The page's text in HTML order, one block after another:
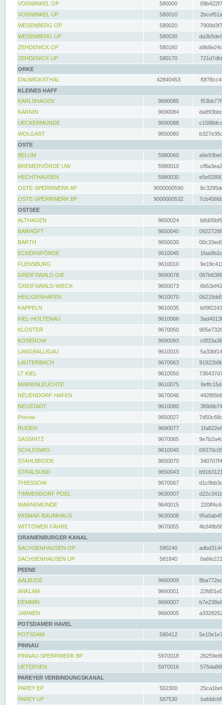
VOßWINKEL OP
580000
VOßWINKEL UP
580010
WESENBERG OP
580020
WESENBERG UP
580030
ZEHDENICK OP
580160
ZEHDENICK UP
580170
ORKE
DALWIGKSTHAL
42840453
KLEINES HAFF
KARLSHAGEN
9690085
KARNIN
9690084
UECKERMÜNDE
9690088
WOLGAST
9650080
OSTE
BELUM
5980060
BREMERVÖRDE UW
5980010
HECHTHAUSEN
5980030
OSTE-SPERRWERK AP
9000000590
OSTE-SPERRWERK BP
9000000532
OSTSEE
ALTHAGEN
9650024
BARHÖFT
9650040
BARTH
9650030
ECKERNFÖRDE
9610045
FLENSBURG
9610010
GREIFSWALD OIE
9690078
GREIFSWALD-WIECK
9650073
HEILIGENHAFEN
9610070
KAPPELN
9610035
KIEL-HOLTENAU
9610066
KLOSTER
9670050
KOSEROW
9690093
LANGBALLIGAU
9610015
LAUTERBACH
9670063
LT KIEL
9610050
MARIENLEUCHTE
9610075
NEUENDORF HAFEN
9670046
NEUSTADT
9610080
Prerow
9650027
RUDEN
9690077
SASSNITZ
9670065
SCHLESWIG
9610040
STAHLBRODE
9650070
STRALSUND
9650043
THIESSOW
9670067
TIMMENDORF POEL
9630007
WARNEMÜNDE
9640015
WISMAR-BAUMHAUS
9630008
WITTOWER FÄHRE
9670055
ORANIENBURGER KANAL
SACHSENHAUSEN OP
580240
SACHSENHAUSEN UP
581840
PEENE
AALBUDE
9660009
ANKLAM
9660001
DEMMIN
9660007
JARMEN
9660005
POTSDAMER HAVEL
POTSDAM
580412
PINNAU
PINNAU-SPERRWERK BP
5970018
UETERSEN
5970016
PAREYER VERBINDUNGSKANAL
PAREY EP
502300
PAREY UP
587530